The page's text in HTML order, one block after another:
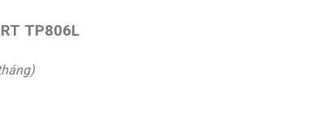
TP806L